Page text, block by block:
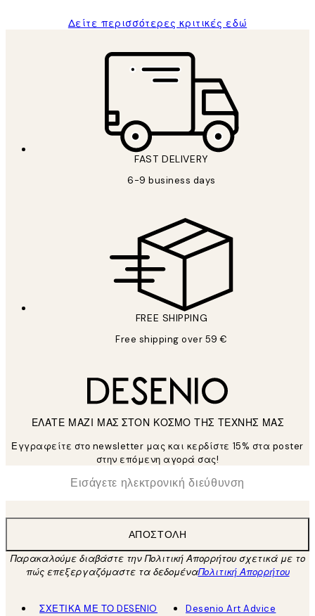
Δείτε περισσότερες κριτικές εδώ
FAST DELIVERY
6-9 business days
FREE SHIPPING
Free shipping over 59 €
ΕΛΑΤΕ ΜΑΖΙ ΜΑΣ ΣΤΟΝ ΚΟΣΜΟ ΤΗΣ ΤΕΧΝΗΣ ΜΑΣ
Εγγραφείτε στο newsletter μας και κερδίστε 15% στα poster
στην επόμενη αγορά σας!
Ηλεκτρονική Διεύθυνση
ΑΠΟΣΤΟΛΉ
Παρακαλούμε διαβάστε την Πολιτική Απορρήτου σχετικά με το
πώς επεξεργαζόμαστε τα δεδομέναΠολιτική Απορρήτου
ΣΧΕΤΙΚΑ ΜΕ ΤΟ DESENIO
Desenio Art Advice